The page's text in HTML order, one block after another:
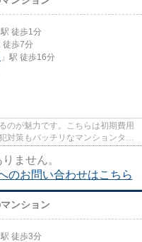
駅 徒歩1分
徒歩7分
」駅 徒歩16分
のが魅力です。こちらは初期費用
対策もバッチリなマンションタイ
ません。
のお問い合わせはこちら
ンション
駅 徒歩3分